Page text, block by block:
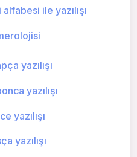
ile yazılışı
yazılışı
yazılışı
yazılışı
yazılışı